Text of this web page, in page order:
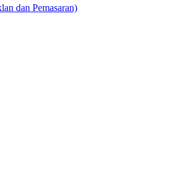
dan Pemasaran)